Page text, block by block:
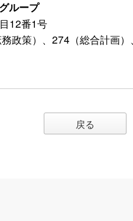
ループ
12番1号
策）、274（総合計画）
戻る